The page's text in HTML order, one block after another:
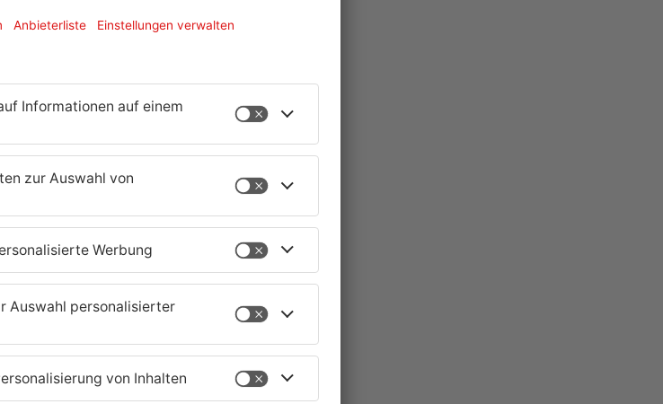
Vermissten.
und von schlanker Statur.
trug sie eine
Schuhe. Die Gesuchte
Leber-Straße in Hanau
und auf medizinische
kann, wird gebeten,
bei jeder anderen